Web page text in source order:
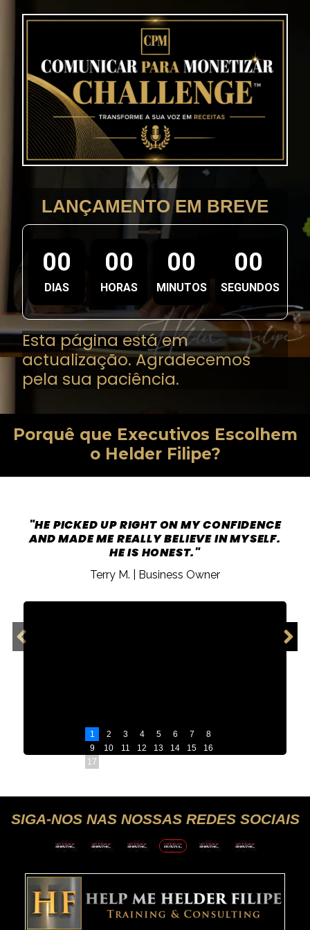
LANÇAMENTO EM BREVE
00
DIAS
00
HORAS
00
MINUTOS
00
SEGUNDOS
Esta página está em
actualização. Agradecemos
pela sua paciência.
Porquê que Executivos Escolhem
o Helder Filipe?
"HE PICKED UP RIGHT ON MY CONFIDENCE
AND MADE ME REALLY BELIEVE IN MYSELF.
HE IS HONEST."
Terry M. | Business Owner
1 2 3 4 5 6 7
8
9
10 11 12 13 14 15
16
17
SIGA-NOS NAS NOSSAS REDES SOCIAIS